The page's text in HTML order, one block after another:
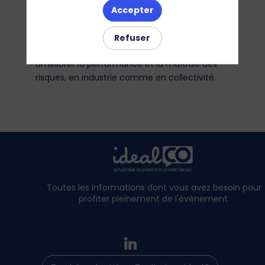
Danaher) que dans des start-ups en forte
croissance. Son expertise porte sur la
transformation numérique des opérations eau
et l’adoption de solutions prédictives pour
améliorer la performance et la maîtrise des
risques, en industrie comme en collectivité.
Toutes les informations dont vous avez besoin pour
profiter pleinement de l'évènement.
Accepter
Refuser